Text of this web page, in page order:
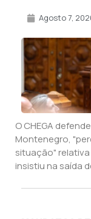
Agosto 7,
O CHEGA
Montenegro,
situação"
insistiu na saída